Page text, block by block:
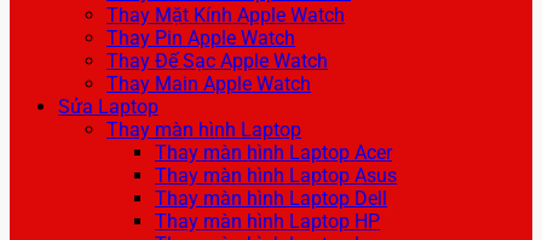
Thay Mặt Kính Apple Watch
Thay Pin Apple Watch
Thay Đế Sạc Apple Watch
Thay Main Apple Watch
Sửa Laptop
Thay màn hình Laptop
Thay màn hình Laptop Acer
Thay màn hình Laptop Asus
Thay màn hình Laptop Dell
Thay màn hình Laptop HP